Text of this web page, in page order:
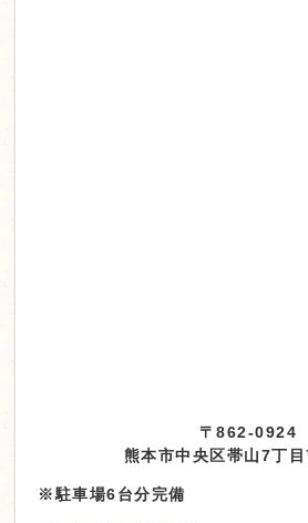
〒862-0924
熊本市中央区帯山7丁
※駐車場6台分完備